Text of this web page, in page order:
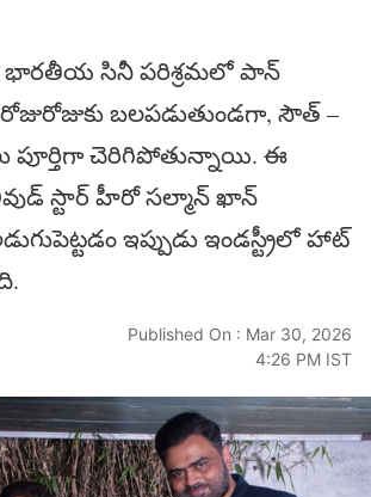
| భారతీయ సినీ పరిశ్రమలో పాన్
బలపడుతుండగా, సౌత్ –
పూర్తిగా చెరిగిపోతున్నాయి. ఈ
స్టార్ హీరో సల్మాన్ ఖాన్
ఇప్పుడు ఇండస్ట్రీలో హాట్
Published On : Mar 30, 2026
4:26 PM IST